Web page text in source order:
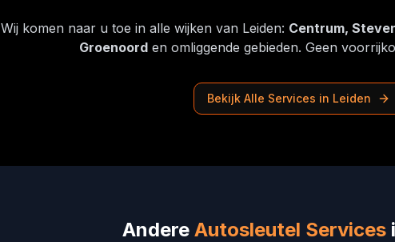
Wij komen naar u toe in alle wijken van Leiden: Centrum,
Groenoord en omliggende gebieden. Geen
Bekijk Alle Services in Leiden
Andere Autosleutel Services